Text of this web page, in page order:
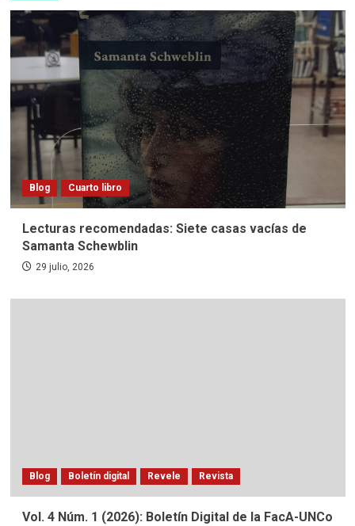
Blog Cuarto libro
Lecturas recomendadas: Siete casas vacías de
Samanta Schewblin
29 julio, 2026
Blog Boletín digital Revele Revista
Vol. 4 Núm. 1 (2026): Boletín Digital de la FacA-UNCo